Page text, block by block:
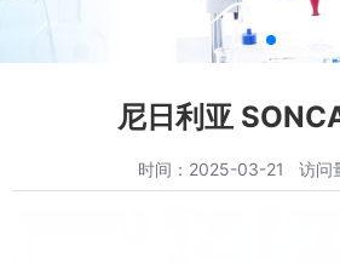
尼日利亚
时间：2025-03-21 访问